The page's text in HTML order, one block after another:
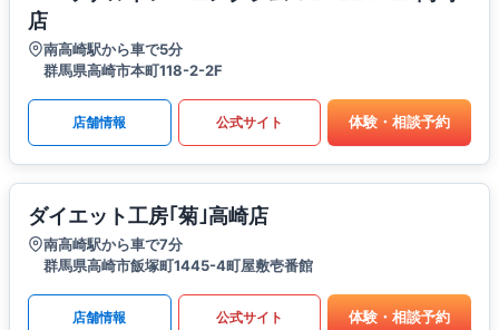
店
南高崎駅から車で5分
群馬県高崎市本町118-2-2F
店舗情報 公式サイト 体験・相談予約
ダイエット工房｢菊｣高崎店
南高崎駅から車で7分
群馬県高崎市飯塚町1445-4町屋敷壱番館
店舗情報 公式サイト 体験・相談予約